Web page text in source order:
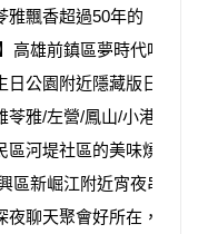
雅飄香超過50年的「高
高雄前鎮區夢時代吃到
日公園附近隱藏版日式
苓雅/左營/鳳山/小港/大
區河堤社區的美味燒肉
區新崛江附近宵夜串燒
夜聊天聚會好所在，宵